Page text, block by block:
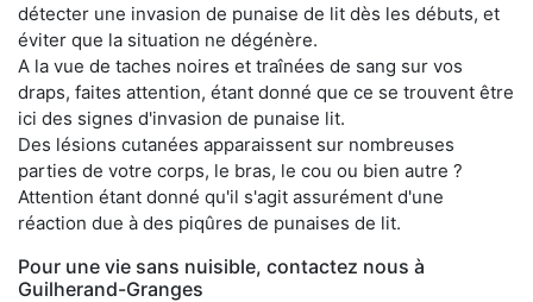
détecter une invasion de punaise de lit dès les débuts, et
éviter que la situation ne dégénère.
A la vue de taches noires et traînées de sang sur vos
draps, faites attention, étant donné que ce se trouvent être
ici des signes d'invasion de punaise lit.
Des lésions cutanées apparaissent sur nombreuses
parties de votre corps, le bras, le cou ou bien autre ?
Attention étant donné qu'il s'agit assurément d'une
réaction due à des piqûres de punaises de lit.
Pour une vie sans nuisible, contactez nous à
Guilherand-Granges